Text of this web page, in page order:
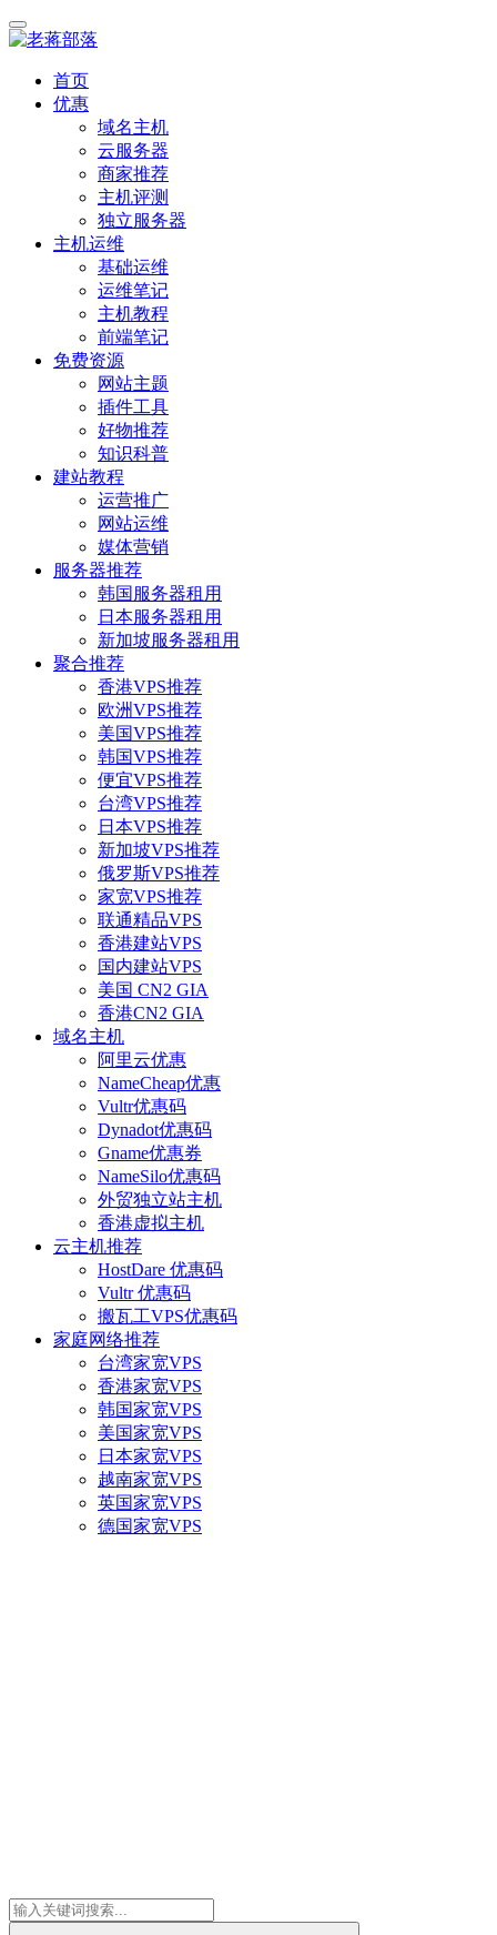
首页
优惠
域名主机
云服务器
商家推荐
主机评测
独立服务器
主机运维
基础运维
运维笔记
主机教程
前端笔记
免费资源
网站主题
插件工具
好物推荐
知识科普
建站教程
运营推广
网站运维
媒体营销
服务器推荐
韩国服务器租用
日本服务器租用
新加坡服务器租用
聚合推荐
香港VPS推荐
欧洲VPS推荐
美国VPS推荐
韩国VPS推荐
便宜VPS推荐
台湾VPS推荐
日本VPS推荐
新加坡VPS推荐
俄罗斯VPS推荐
家宽VPS推荐
联通精品VPS
香港建站VPS
国内建站VPS
美国 CN2 GIA
香港CN2 GIA
域名主机
阿里云优惠
NameCheap优惠
Vultr优惠码
Dynadot优惠码
Gname优惠券
NameSilo优惠码
外贸独立站主机
香港虚拟主机
云主机推荐
HostDare 优惠码
Vultr 优惠码
搬瓦工VPS优惠码
家庭网络推荐
台湾家宽VPS
香港家宽VPS
韩国家宽VPS
美国家宽VPS
日本家宽VPS
越南家宽VPS
英国家宽VPS
德国家宽VPS